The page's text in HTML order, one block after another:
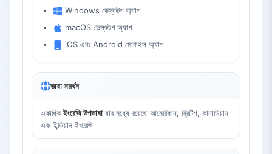
Windows ডেস্কটপ অ্যাপ
macOS ডেস্কটপ অ্যাপ
iOS এবং Android মোবাইল অ্যাপ
ভাষা সমর্থন
একাধিকইংরেজি উপভাষা যার মধ্যে রয়েছে আমেরিকান, ব্রিটিশ, কানাডিয়ান
এবং ইন্ডিয়ান ইংরেজি